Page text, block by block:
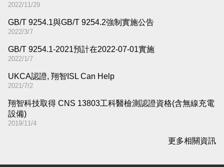
2022/11/29
GB/T 9254.1與GB/T 9254.2強制實施公告
2022/3/7
GB/T 9254.1-2021預計在2022-07-01實施
2022/1/7
UKCA認證, 翔智ISL Can Help
2021/7/2
翔智科技取得 CNS 13803工科醫檢測認證資格(含無線充電
設備)
2019/11/4
更多相關資訊